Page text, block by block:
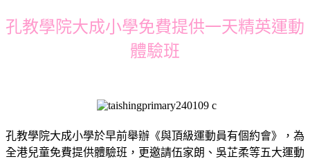
孔教學院大成小學免費提供一天精英運動
體驗班
孔教學院大成小學於早前舉辦《與頂級運動員有個約會》，為
全港兒童免費提供體驗班，更邀請伍家朗、吳芷柔等五大運動